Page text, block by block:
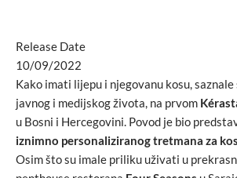
Release Date
10/09/2022
Kako imati lijepu i njegovanu kosu, saznale
javnog i medijskog života, na prvom
u Bosni i Hercegovini. Povod je bio
iznimno personaliziranog tretmana za
Osim što su imale priliku uživati u